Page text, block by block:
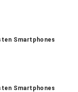
Smartphones
Smartphones